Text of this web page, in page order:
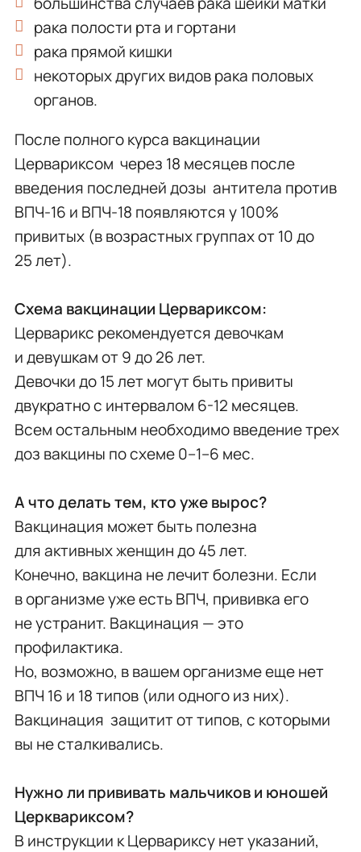
рака полости рта и гортани
рака прямой кишки
некоторых других видов рака половых
органов.
После полного курса вакцинации
Цервариксом через 18 месяцев после
введения последней дозы антитела против
ВПЧ-16 и ВПЧ-18 появляются у 100%
привитых (в возрастных группах от 10 до
25 лет).
Схема вакцинации Цервариксом:
Церварикс рекомендуется девочкам
и девушкам от 9 до 26 лет.
Девочки до 15 лет могут быть привиты
двукратно с интервалом 6-12 месяцев.
Всем остальным необходимо введение трех
доз вакцины по схеме 0–1–6 мес.
А что делать тем, кто уже вырос?
Вакцинация может быть полезна
для активных женщин до 45 лет.
Конечно, вакцина не лечит болезни. Если
в организме уже есть ВПЧ, прививка его
не устранит. Вакцинация — это
профилактика.
Но, возможно, в вашем организме еще нет
ВПЧ 16 и 18 типов (или одного из них).
Вакцинация защитит от типов, с которыми
вы не сталкивались.
Нужно ли прививать мальчиков и юношей
Церквариксом?
В инструкции к Цервариксу нет указаний,